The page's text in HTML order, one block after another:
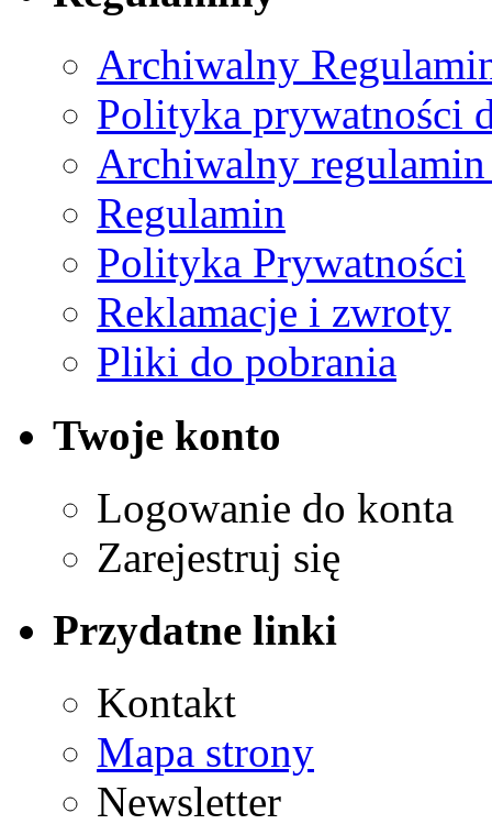
Archiwalny
Polityka prywatności
Archiwalny
Regulamin
Polityka Prywatności
Reklamacje i zwroty
Pliki do pobrania
Twoje konto
Logowanie do konta
Zarejestruj się
Przydatne linki
Kontakt
Mapa strony
Newsletter